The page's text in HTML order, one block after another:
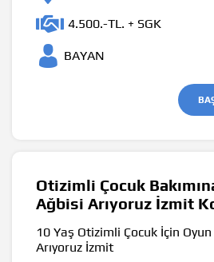
4.500.-TL. + SGK
BAYAN
Otizimli Çocuk
Ağbisi Arıyoruz İzmit
10 Yaş Otizimli Çocuk İçin
Arıyoruz İzmit